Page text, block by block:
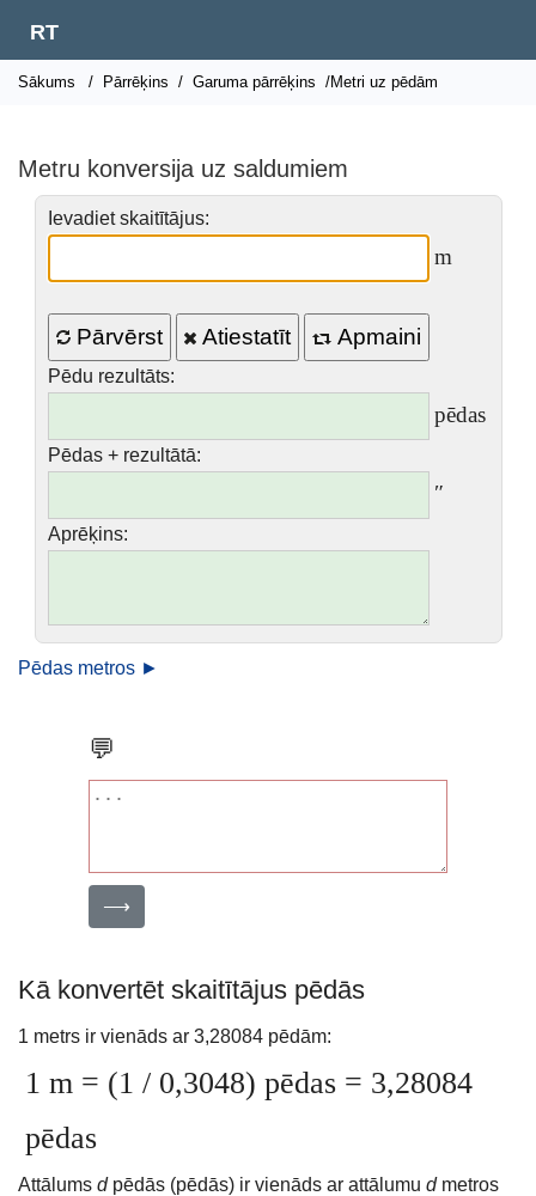
RT
Sākums / Pārrēķins / Garuma pārrēķins /Metri uz pēdām
Metru konversija uz saldumiem
Ievadiet skaitītājus:
m
Pārvērst Atiestatīt Apmaini
Pēdu rezultāts:
pēdas
Pēdas + rezultātā:
″
Aprēķins:
Pēdas metros ►
💬
⟶
Kā konvertēt skaitītājus pēdās
1 metrs ir vienāds ar 3,28084 pēdām:
1 m = (1 / 0,3048) pēdas = 3,28084
pēdas
Attālums dpēdās (pēdās) ir vienāds ar attālumu dmetros